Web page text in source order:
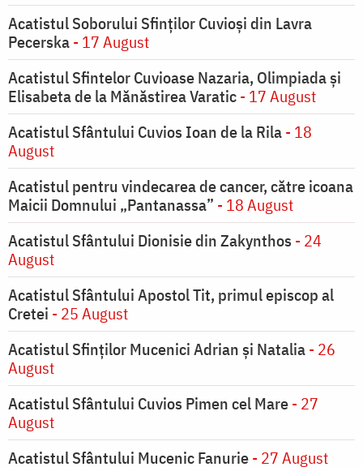
Acatistul Soborului Sfinților Cuvioși din Lavra
Pecerska- 17 August
Acatistul Sfintelor Cuvioase Nazaria, Olimpiada și
Elisabeta de la Mănăstirea Varatic- 17 August
Acatistul Sfântului Cuvios Ioan de la Rila- 18
August
Acatistul pentru vindecarea de cancer, către icoana
Maicii Domnului „Pantanassa” - 18 August
Acatistul Sfântului Dionisie din Zakynthos - 24
August
Acatistul Sfântului Apostol Tit, primul episcop al
Cretei - 25 August
Acatistul Sfinților Mucenici Adrian și Natalia- 26
August
Acatistul Sfântului Cuvios Pimen cel Mare- 27
August
Acatistul Sfântului Mucenic Fanurie- 27 August